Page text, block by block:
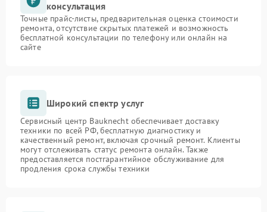
консультация
Точные прайс-листы, предварительная оценка стоимости
ремонта, отсутствие скрытых платежей и возможность
бесплатной консультации по телефону или онлайн на
сайте
Широкий спектр услуг
Сервисный центр Bauknecht обеспечивает доставку
техники по всей РФ, бесплатную диагностику и
качественный ремонт, включая срочный ремонт. Клиенты
могут отслеживать статус ремонта онлайн. Также
предоставляется постгарантийное обслуживание для
продления срока службы техники